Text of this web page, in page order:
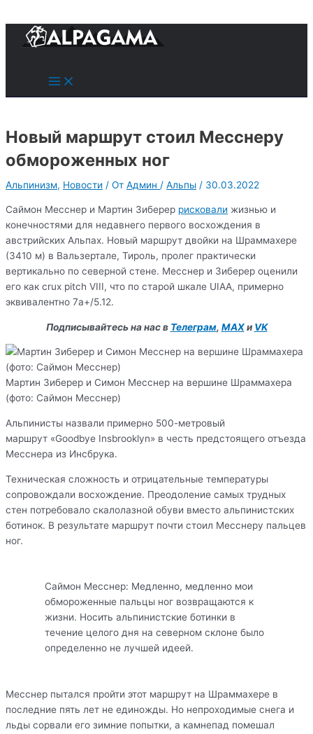
содержимому
Main
Menu
Новый маршрут стоил Месснеру
обмороженных ног
Альпинизм, Новости / От Админ / Альпы / 30.03.2022
Саймон Месснер и Мартин Зиберер рисковали жизнью и
конечностями для недавнего первого восхождения в
австрийских Альпах. Новый маршрут двойки на Шраммахере
(3410 м) в Вальзертале, Тироль, пролег практически
вертикально по северной стене. Месснер и Зиберер оценили
его как crux pitch VIII, что по старой шкале UIAA, примерно
эквивалентно 7a+/5.12.
Подписывайтесь на нас в Телеграм, MAXи VK
Мартин Зиберер и Симон Месснер на вершине Шраммахера
(фото: Саймон Месснер)
Альпинисты назвали примерно 500-метровый
маршрут «Goodbye Insbrooklyn» в честь предстоящего отъезда
Месснера из Инсбрука.
Техническая сложность и отрицательные температуры
сопровождали восхождение. Преодоление самых трудных
стен потребовало скалолазной обуви вместо альпинистских
ботинок. В результате маршрут почти стоил Месснеру пальцев
ног.
Саймон Месснер: Медленно, медленно мои
обмороженные пальцы ног возвращаются к
жизни. Носить альпинистские ботинки в
течение целого дня на северном склоне было
определенно не лучшей идеей.
Месснер пытался пройти этот маршрут на Шраммахере в
последние пять лет не единожды. Но непроходимые снега и
льды сорвали его зимние попытки, а камнепад помешал